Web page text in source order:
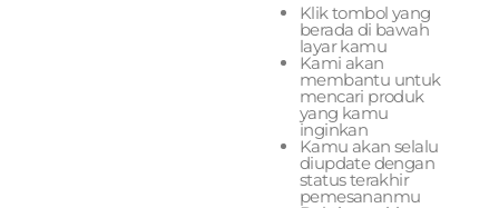
Klik tombol yang
berada di bawah
layar kamu
Kami akan
membantu untuk
mencari produk
yang kamu
inginkan
Kamu akan selalu
diupdate dengan
status terakhir
pemesananmu